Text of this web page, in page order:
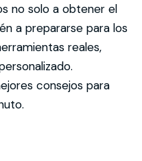
no solo a obtener el
a prepararse para los
reales,
consejos para